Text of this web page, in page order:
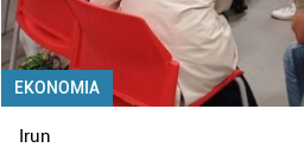
EKONOMIA
Irun